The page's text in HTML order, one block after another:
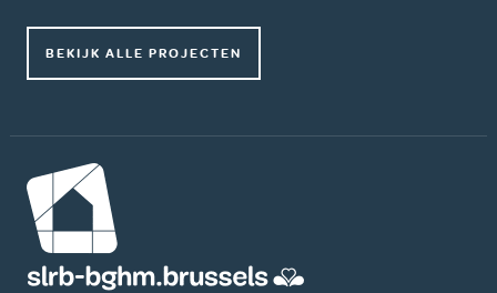
BEKIJK ALLE PROJECTEN
Afbeelding